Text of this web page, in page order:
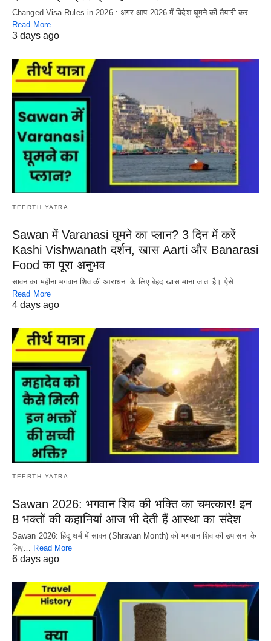
Changed Visa Rules in 2026 : अगर आप 2026 में विदेश घूमने की तैयारी कर…
Read More
3 days ago
TEERTH YATRA
Sawan में Varanasi घूमने का प्लान? 3 दिन में करें
Kashi Vishwanath दर्शन, खास Aarti और Banarasi
Food का पूरा अनुभव
सावन का महीना भगवान शिव की आराधना के लिए बेहद खास माना जाता है। ऐसे…
Read More
4 days ago
TEERTH YATRA
Sawan 2026: भगवान शिव की भक्ति का चमत्कार! इन
8 भक्तों की कहानियां आज भी देती हैं आस्था का संदेश
Sawan 2026: हिंदू धर्म में सावन (Shravan Month) को भगवान शिव की उपासना के
लिए…
Read More
6 days ago